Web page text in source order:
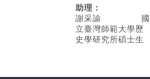
助理：
謝采諭
國
立臺灣師範大學歷
史學研究所碩士生